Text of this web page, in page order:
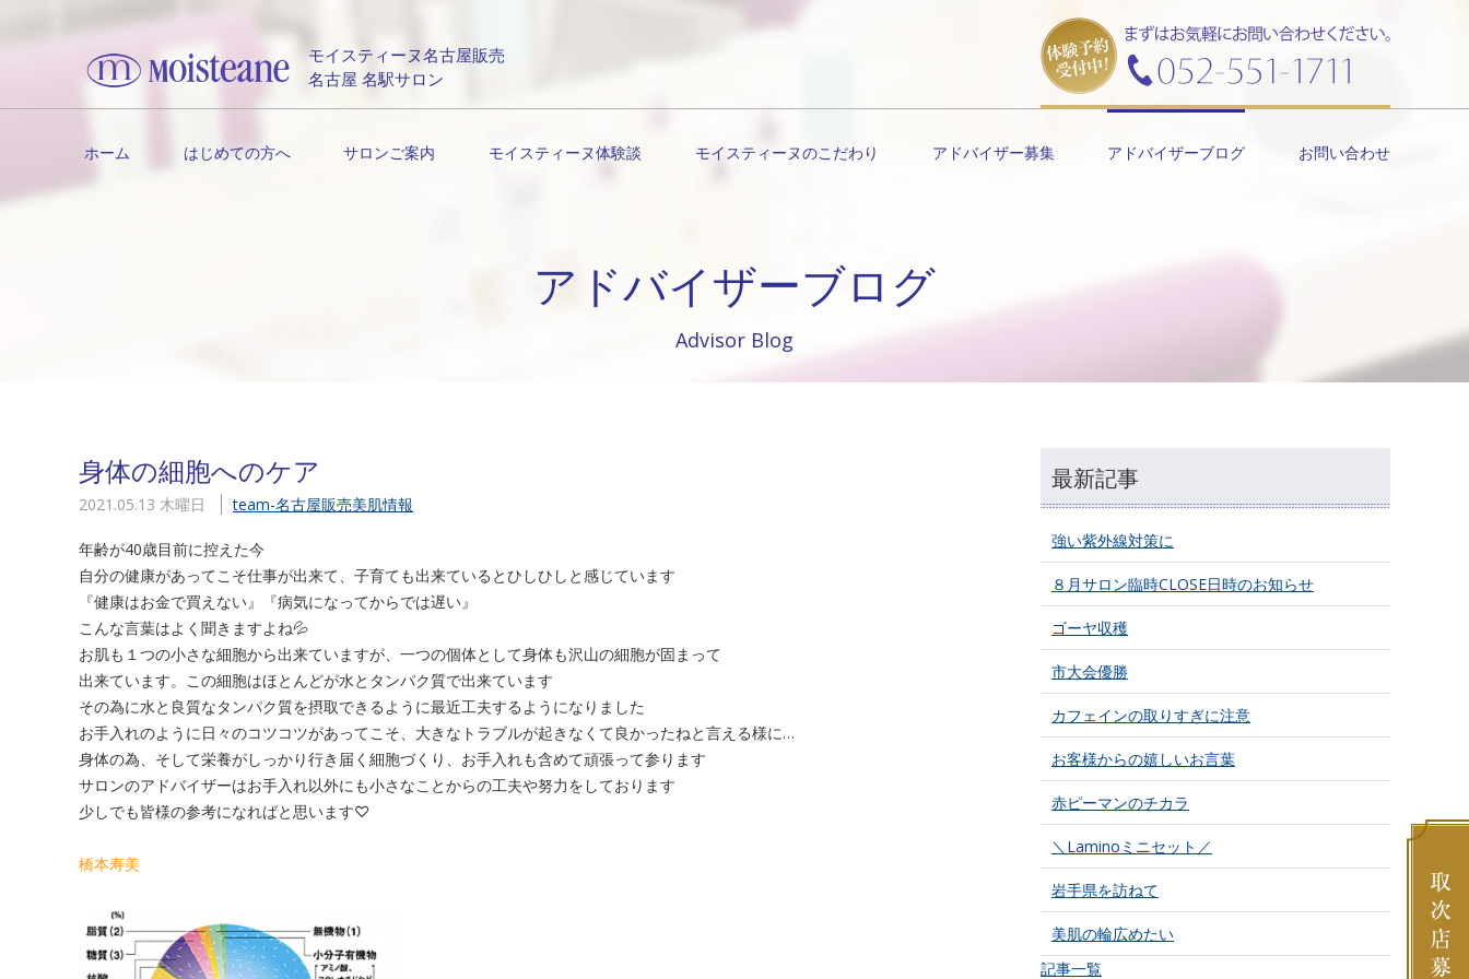
モイスティーヌ名古屋販売
名古屋 名駅サロン
ホーム はじめての方へ サロンご案内 モイスティーヌ体験談 モイスティーヌのこだわり アドバイザー募集 アドバイザーブログ お問い合わせ
アドバイザーブログ
Advisor Blog
身体の細胞へのケア
2021.05.13 木曜日 team-名古屋販売美肌情報
年齢が40歳目前に控えた今
自分の健康があってこそ仕事が出来て、子育ても出来ているとひしひしと感じています
『健康はお金で買えない』『病気になってからでは遅い』
こんな言葉はよく聞きますよね💦
お肌も１つの小さな細胞から出来ていますが、一つの個体として身体も沢山の細胞が固まって
出来ています。この細胞はほとんどが水とタンパク質で出来ています
その為に水と良質なタンパク質を摂取できるように最近工夫するようになりました
お手入れのように日々のコツコツがあってこそ、大きなトラブルが起きなくて良かったねと言える様に…
身体の為、そして栄養がしっかり行き届く細胞づくり、お手入れも含めて頑張って参ります
サロンのアドバイザーはお手入れ以外にも小さなことからの工夫や努力をしております
少しでも皆様の参考になればと思います♡
橋本寿美
最新記事
強い紫外線対策に
８月サロン臨時CLOSE日時のお知らせ
ゴーヤ収穫
市大会優勝
カフェインの取りすぎに注意
お客様からの嬉しいお言葉
赤ピーマンのチカラ
＼Laminoミニセット／
岩手県を訪ねて
美肌の輪広めたい
記事一覧